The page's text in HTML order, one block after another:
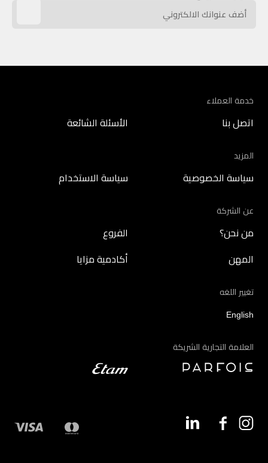
خدمة العملاء
اتصل بنا الأسئلة الشائعة
المزيد
سياسة الخصوصية سياسة الاستخدام
عن الشركة
من نحن؟ الفروع
المهن أكادمية مزايا
تغيير اللغه
English
العلامة التجارية الشريكة